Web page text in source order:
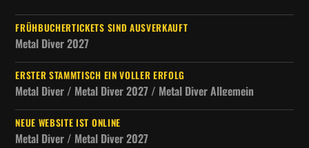
FRÜHBUCHERTICKETS SIND AUSVERKAUFT
Metal Diver 2027
ERSTER STAMMTISCH EIN VOLLER ERFOLG
Metal Diver / Metal Diver 2027 / Metal Diver Allgemein
NEUE WEBSITE IST ONLINE
Metal Diver / Metal Diver 2027